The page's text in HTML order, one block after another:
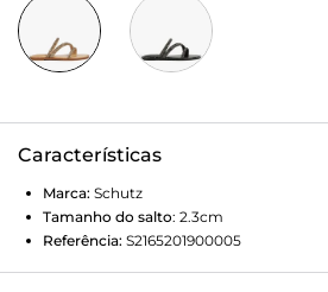
Características
Marca: Schutz
Tamanho do salto: 2.3cm
Referência: S2165201900005